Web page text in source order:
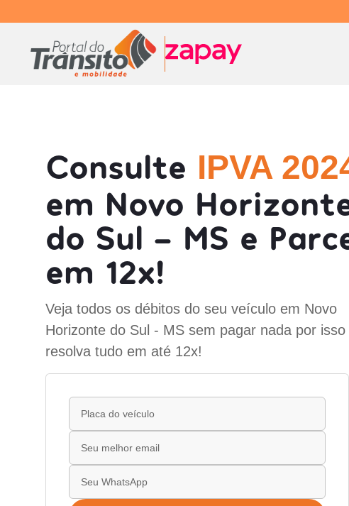
Consulte IPVA
em Novo
do Sul - MS e
em 12x!
Veja todos os débitos do seu veículo em Novo
Horizonte do Sul - MS sem pagar nada por isso
resolva tudo em até 12x!